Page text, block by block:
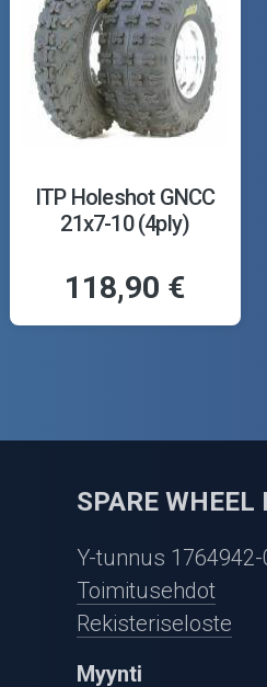
ITP Holeshot GNCC
21x7-10 (4ply)
118,90 €
SPARE WHEEL
Y-tunnus 1764942-
Toimitusehdot
Rekisteriseloste
Myynti